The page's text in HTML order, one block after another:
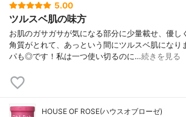
5.00
ツルスベ肌の味方
お肌のガサガサが気になる部分に少量載せ、優し
角質がとれて、あっという間にツルスベ肌になり
パも◎です！私は一つ使い切るのに…続きを見る
HOUSE OF ROSE(ハウスオブローゼ)